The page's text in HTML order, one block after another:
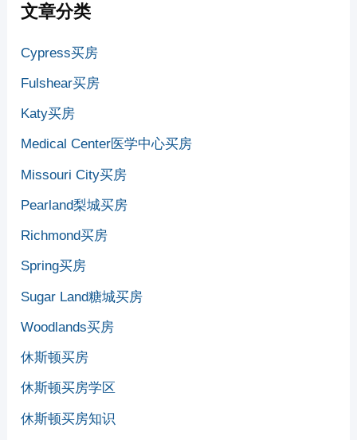
文章分类
Cypress买房
Fulshear买房
Katy买房
Medical Center医学中心买房
Missouri City买房
Pearland梨城买房
Richmond买房
Spring买房
Sugar Land糖城买房
Woodlands买房
休斯顿买房
休斯顿买房学区
休斯顿买房知识